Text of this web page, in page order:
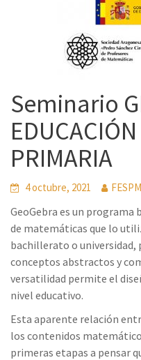
Seminario
PRIMARIA
4 octubre, 2021 FESPM
GeoGebra es un
de matemáticas que lo
bachillerato o universidad,
conceptos abstractos y
versatilidad permite el
nivel educativo.
Esta aparente relación
los contenidos
primeras etapas a pensar